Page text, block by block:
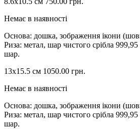
Немає в наявності
Основа: дошка, зображення ікони
Риза: метал, шар чистого срібла
шар.
13х15.5 см 1050.00 грн.
Немає в наявності
Основа: дошка, зображення ікони
Риза: метал, шар чистого срібла
шар.